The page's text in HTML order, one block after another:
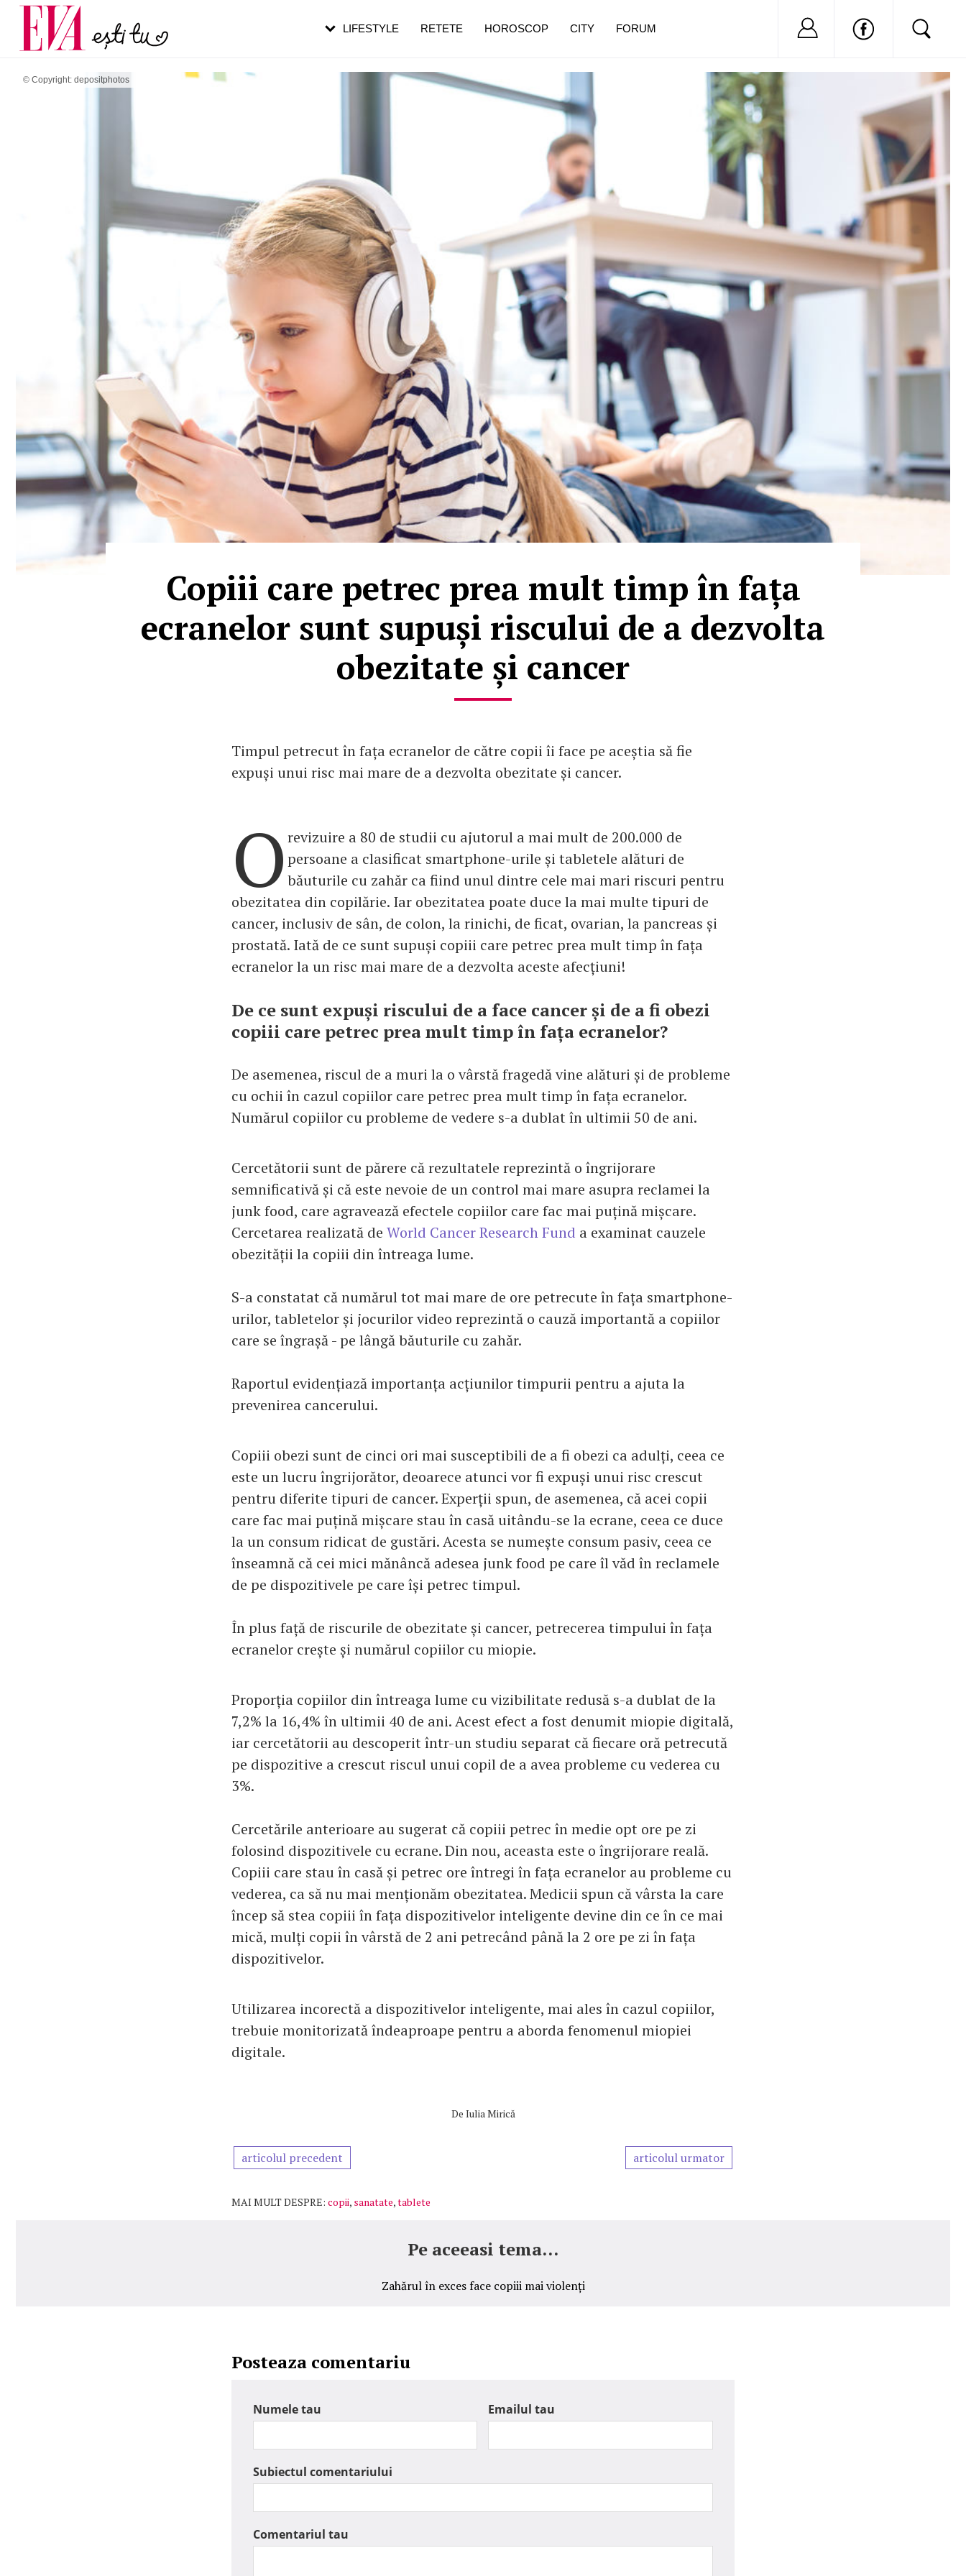
© Copyright: depositphotos
Copiii care petrec prea mult timp în fața
ecranelor sunt supuși riscului de a dezvolta
obezitate și cancer
Timpul petrecut în fața ecranelor de către copii îi face pe aceștia să fie
expuși unui risc mai mare de a dezvolta obezitate și cancer.
O revizuire a 80 de studii cu ajutorul a mai mult de 200.000 de
persoane a clasificat smartphone-urile și tabletele alături de
băuturile cu zahăr ca fiind unul dintre cele mai mari riscuri pentru
obezitatea din copilărie. Iar obezitatea poate duce la mai multe tipuri de
cancer, inclusiv de sân, de colon, la rinichi, de ficat, ovarian, la pancreas și
prostată. Iată de ce sunt supuși copiii care petrec prea mult timp în fața
ecranelor la un risc mai mare de a dezvolta aceste afecțiuni!
De ce sunt expuși riscului de a face cancer și de a fi obezi
copiii care petrec prea mult timp în fața ecranelor?
De asemenea, riscul de a muri la o vârstă fragedă vine alături și de probleme
cu ochii în cazul copiilor care petrec prea mult timp în fața ecranelor.
Numărul copiilor cu probleme de vedere s-a dublat în ultimii 50 de ani.
Cercetătorii sunt de părere că rezultatele reprezintă o îngrijorare
semnificativă și că este nevoie de un control mai mare asupra reclamei la
junk food, care agravează efectele copiilor care fac mai puțină mișcare.
Cercetarea realizată de World Cancer Research Fund a examinat cauzele
obezității la copiii din întreaga lume.
S-a constatat că numărul tot mai mare de ore petrecute în fața smartphone-
urilor, tabletelor și jocurilor video reprezintă o cauză importantă a copiilor
care se îngrașă - pe lângă băuturile cu zahăr.
Raportul evidențiază importanța acțiunilor timpurii pentru a ajuta la
prevenirea cancerului.
Copiii obezi sunt de cinci ori mai susceptibili de a fi obezi ca adulți, ceea ce
este un lucru îngrijorător, deoarece atunci vor fi expuși unui risc crescut
pentru diferite tipuri de cancer. Experții spun, de asemenea, că acei copii
care fac mai puțină mișcare stau în casă uitându-se la ecrane, ceea ce duce
la un consum ridicat de gustări. Acesta se numește consum pasiv, ceea ce
înseamnă că cei mici mănâncă adesea junk food pe care îl văd în reclamele
de pe dispozitivele pe care își petrec timpul.
În plus față de riscurile de obezitate și cancer, petrecerea timpului în fața
ecranelor crește și numărul copiilor cu miopie.
Proporția copiilor din întreaga lume cu vizibilitate redusă s-a dublat de la
7,2% la 16,4% în ultimii 40 de ani. Acest efect a fost denumit miopie digitală,
iar cercetătorii au descoperit într-un studiu separat că fiecare oră petrecută
pe dispozitive a crescut riscul unui copil de a avea probleme cu vederea cu
3%.
Cercetările anterioare au sugerat că copiii petrec în medie opt ore pe zi
folosind dispozitivele cu ecrane. Din nou, aceasta este o îngrijorare reală.
Copiii care stau în casă și petrec ore întregi în fața ecranelor au probleme cu
vederea, ca să nu mai menționăm obezitatea. Medicii spun că vârsta la care
încep să stea copiii în fața dispozitivelor inteligente devine din ce în ce mai
mică, mulți copii în vârstă de 2 ani petrecând până la 2 ore pe zi în fața
dispozitivelor.
Utilizarea incorectă a dispozitivelor inteligente, mai ales în cazul copiilor,
trebuie monitorizată îndeaproape pentru a aborda fenomenul miopiei
digitale.
De Iulia Mirică
articolul precedent articolul urmator
MAI MULT DESPRE: copii, sanatate,tablete
Pe aceeasi tema...
Zahărul în exces face copiii mai violenți
Posteaza comentariu
Numele tau Emailul tau
Subiectul comentariului
Comentariul tau
LIFESTYLE RETETE HOROSCOP CITY FORUM Nu ai cont?
Carieră
Actualitate
pe măsură ce înaintezi în vârstă
de dureroasă este investigația